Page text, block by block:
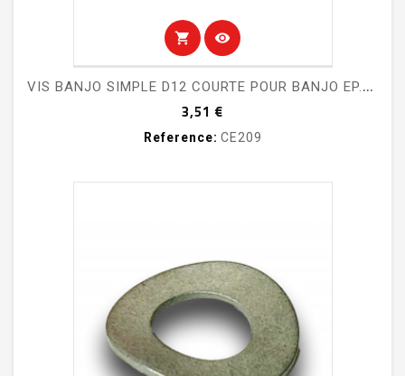
shopping_cart visibility
V
IS BANJO SIMPLE D12 COURTE POUR BANJO EP.8MM - M/C FREIN MITJET 2L
3,51 €
Reference: CE209